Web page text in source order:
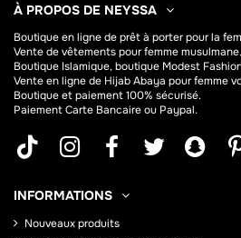
À PROPOS DE NEYSSA
Boutique en ligne deprêt à porter pour la
Vente de vêtements pour femme musulmane.
Boutique Islamique, boutique Modest
Vente en ligne de HijabAbaya pour femme
Boutique et paiement 100% sécurisé.
Paiement Carte Bancaire ou Paypal.
INFORMATIONS
Nouveaux produits